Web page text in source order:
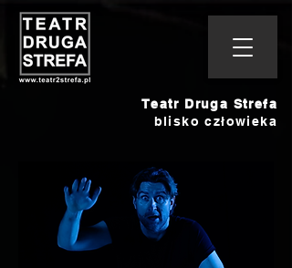
Teatr Druga Strefa
blisko człowieka